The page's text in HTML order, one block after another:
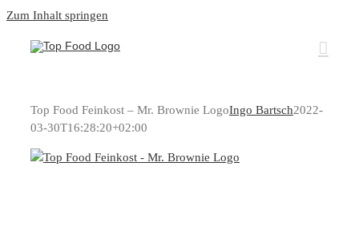
Zum Inhalt springen
Top Food Feinkost – Mr. Brownie LogoIngo Bartsch2022-
03-30T16:28:20+02:00